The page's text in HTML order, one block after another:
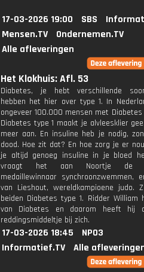
17-03-2026 19:00 SBS
Mensen.TV
Ondernemen.TV
Alle afleveringen
Het Klokhuis: Afl. 53
Diabetes, je hebt verschillende
hebben het hier over type 1. In
ongeveer 100.000 mensen met Diabetes
Diabetes type 1 maakt je alvleesklier
meer aan. En insuline heb je nodig,
dood. Hoe zit dat? En hoe zorg je er
je altijd genoeg insuline in je bloed
vraagt het aan Noortje de
medaillewinnaar synchroonzwemmen,
van Lieshout, wereldkampioene judo.
beiden Diabetes type 1. Ridder William
van Diabetes en daarom heeft hij
reddingsmiddeltje bij zich.
17-03-2026 18:45
NPO3
Informatief.TV
Alle